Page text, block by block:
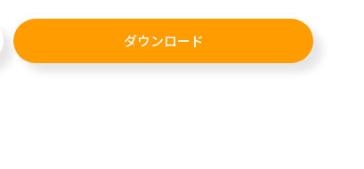
ダウンロード